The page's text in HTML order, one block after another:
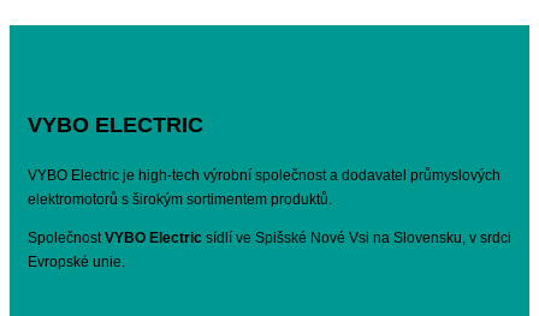
VYBO ELECTRIC
VYBO Electric je high-tech výrobní společnost a dodavatel průmyslových
elektromotorů s širokým sortimentem produktů.
SpolečnostVYBO Electric sídlí ve Spišské Nové Vsi na Slovensku, v srdci
Evropské unie.